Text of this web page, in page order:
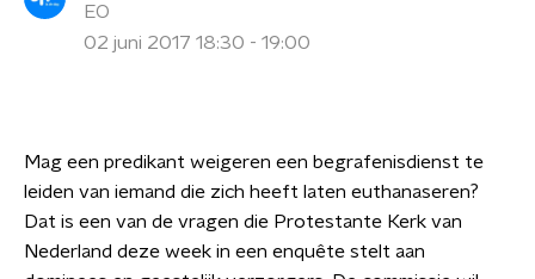
EO
02 juni 2017 18:30 - 19:00
Mag een predikant weigeren een begrafenisdienst te
leiden van iemand die zich heeft laten euthanaseren?
Dat is een van de vragen die Protestante Kerk van
Nederland deze week in een enquête stelt aan